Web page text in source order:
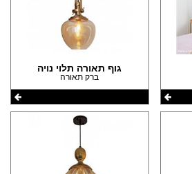
גוף תאורה תלוי נויה
ברק תאורה